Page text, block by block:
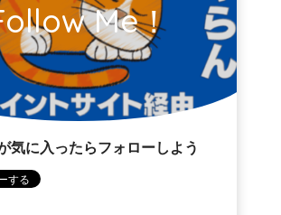
Me！
気に入ったらフォローしよう